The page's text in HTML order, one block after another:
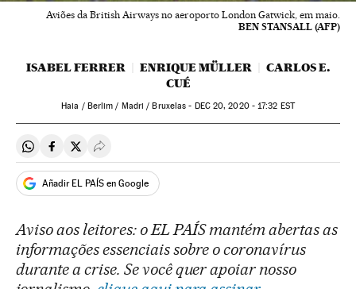
Aviões da British Airways no aeroporto London Gatwick, em maio.
BEN STANSALL (AFP)
ISABEL FERRER ENRIQUE MÜLLER
CARLOS E.
CUÉ
Haia / Berlim / Madri / Bruxelas - DEC20, 2020 - 17:32 EST
Compartir en Whatsapp
Compartir en Facebook
Compartir en Twitter
Desplegar Redes Sociales
Añadir EL PAÍS en Google
Aviso aos leitores: o EL PAÍS mantém abertas as
informações essenciais sobre o coronavírus
durante a crise. Se você quer apoiar nosso